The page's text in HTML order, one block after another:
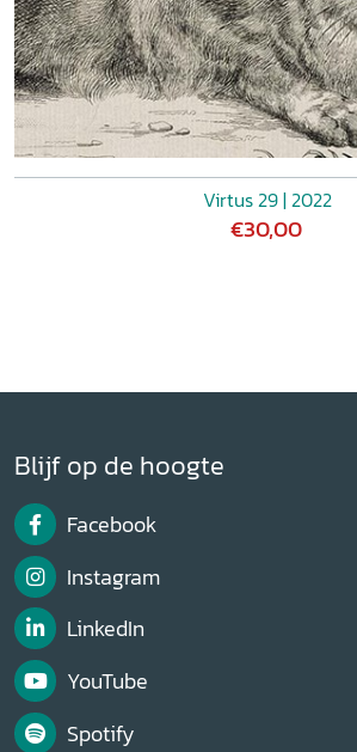
Virtus 29 | 2022
€30,00
Blijf op de hoogte
Facebook
Instagram
LinkedIn
YouTube
Spotify